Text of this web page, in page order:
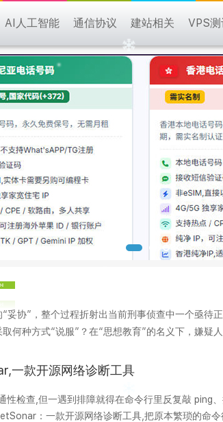
AI人工智能 通信协议 建站相关 VPS
协”，整个过程折射出当前刑事侦查中一个亟待
何种方式“说服”？在“思想教育”的名义下，嫌疑
一款开源网络诊断工具
性检查,但一遇到排障就得在命令行里反复敲 ping
：一款开源网络诊断工具,把原本繁琐的命令